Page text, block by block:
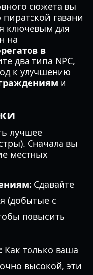
сюжета вы
гавани
ключевым для
на
в
два типа NPC,
к улучшению
и
лучшее
Сначала вы
местных
Сдавайте
(добытые с
повысить
Как только ваша
высокой, эти